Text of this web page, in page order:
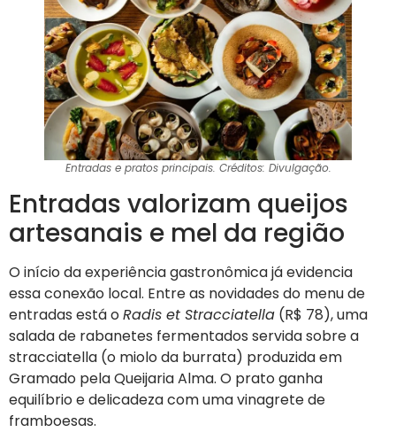
Entradas e pratos principais. Créditos: Divulgação.
Entradas valorizam queijos
artesanais e mel da região
O início da experiência gastronômica já evidencia
essa conexão local. Entre as novidades do menu de
entradas está oRadis et Stracciatella (R$ 78), uma
salada de rabanetes fermentados servida sobre a
stracciatella (o miolo da burrata) produzida em
Gramado pela Queijaria Alma. O prato ganha
equilíbrio e delicadeza com uma vinagrete de
framboesas.